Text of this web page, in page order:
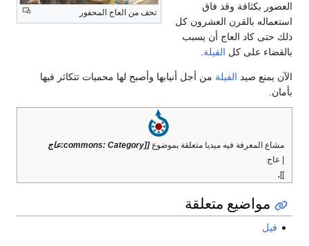
تحف من العاج المحفور
العصور بكثافة وقد فاق
استعماله بالقرن العشرون كل
ذلك حتى كاد العاج أن يسبب
بالقضاء على كل الفيلة.
الآن يمنع صيد الفيلة من أجل أنيابها وأصبح لها محميات تتكاثر فيها
بأمان.
مشاع المعرفة فيه ميديا متعلقة بموضوع[[commons: Category:عاج
| عاج
]]
.
مواضيع متعلقة
فيل